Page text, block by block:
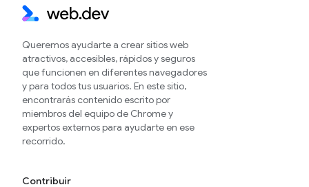
Queremos ayudarte a crear sitios web
atractivos, accesibles, rápidos y seguros
que funcionen en diferentes navegadores
y para todos tus usuarios. En este sitio,
encontrarás contenido escrito por
miembros del equipo de Chrome y
expertos externos para ayudarte en ese
recorrido.
Contribuir